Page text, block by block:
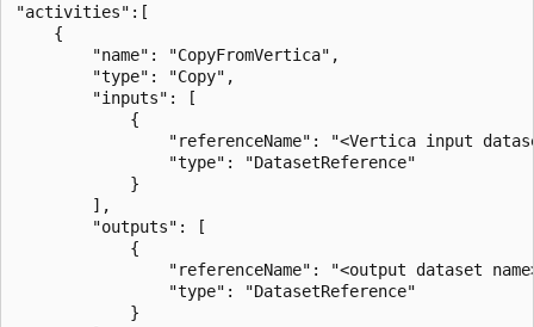
"activities":[
    {
        "name": "CopyFromVertica",
        "type": "Copy",
        "inputs": [
            {
"referenceName": "<Vertica input
                "type": "DatasetReference"
            }
        ],
        "outputs": [
            {
"referenceName": "<output dataset
                "type": "DatasetReference"
            }